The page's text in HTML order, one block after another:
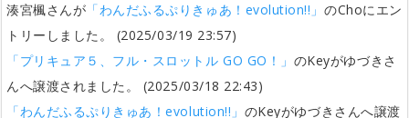
湊宮楓さんが 「わんだふるぷりきゅあ！evolution!!」のChoにエン
トリーしました。 (2025/03/19 23:57)
「プリキュア５、フル・スロットル GO GO！」 のKeyがゆづきさ
んへ譲渡されました。 (2025/03/18 22:43)
「わんだふるぷりきゅあ！evolution!!」 のKeyがゆづきさんへ譲渡